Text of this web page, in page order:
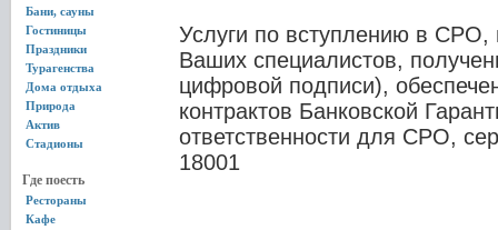
Бани, сауны
Гостиницы
Праздники
Турагенства
Дома отдыха
Природа
Актив
Стадионы
Где поесть
Рестораны
Кафе
Услуги по вступлению в
Ваших специалистов,
цифровой подписи),
контрактов Банковской
ответственности для СРО,
18001